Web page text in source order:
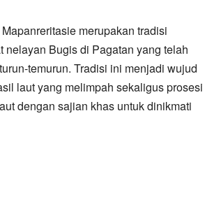
merupakan tradisi
nelayan Bugis di Pagatan yang telah
temurun. Tradisi ini menjadi wujud
laut yang melimpah sekaligus prosesi
dengan sajian khas untuk dinikmati